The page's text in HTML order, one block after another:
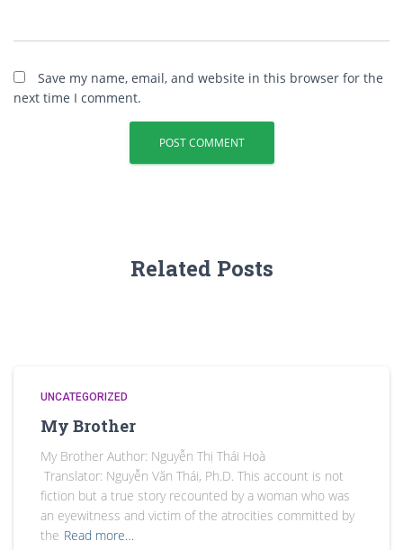
Save my name, email, and website in this browser for the
next time I comment.
Related Posts
UNCATEGORIZED
My Brother
My Brother Author: Nguyễn Thị Thái Hoà
Translator: Nguyễn Văn Thái, Ph.D. This account is not
fiction but a true story recounted by a woman who was
an eyewitness and victim of the atrocities committed by
the Read more…